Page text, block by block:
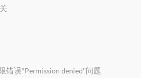
错误"Permission denied"问题